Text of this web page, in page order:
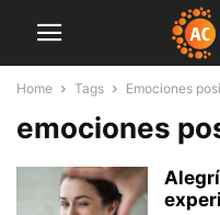
Home Tags Emociones
emociones